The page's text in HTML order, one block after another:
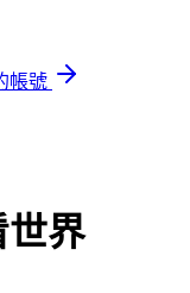
帳號
世界